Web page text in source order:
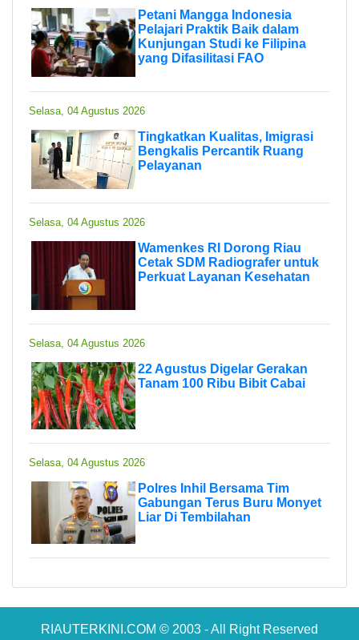
Petani Mangga Indonesia
Pelajari Praktik Baik dalam
Kunjungan Studi ke Filipina
yang Difasilitasi FAO
Selasa, 04 Agustus 2026
Tingkatkan Kualitas, Imigrasi
Bengkalis Percantik Ruang
Pelayanan
Selasa, 04 Agustus 2026
Wamenkes RI Dorong Riau
Cetak SDM Radiografer untuk
Perkuat Layanan Kesehatan
Selasa, 04 Agustus 2026
22 Agustus Digelar Gerakan
Tanam 100 Ribu Bibit Cabai
Selasa, 04 Agustus 2026
Polres Inhil Bersama Tim
Gabungan Terus Buru Monyet
Liar Di Tembilahan
RIAUTERKINI.COM © 2003 - All Right Reserved